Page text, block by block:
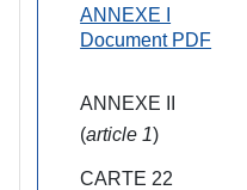
ANNEXE I
Document PDF
ANNEXE II
(article 1)
CARTE 22